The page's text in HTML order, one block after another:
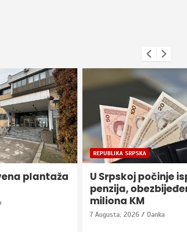
REPUBLIKA SRPSKA
U Srpskoj počinje isplata
penzija, obezbijeđeno 180
Danka